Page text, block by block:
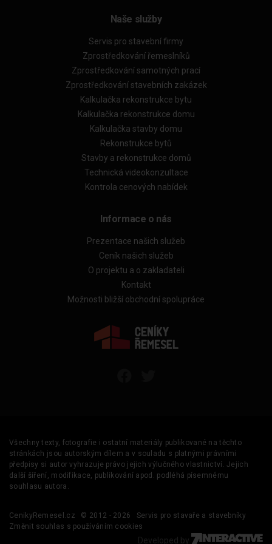
Naše služby
Servis pro stavební firmy
Zprostředkování řemeslníků
Zprostředkování samotných prací
Zprostředkování stavebních zakázek
Kalkulačka rekonstrukce bytu
Kalkulačka rekonstrukce domu
Kalkulačka stavby domu
Rekonstrukce bytů
Stavby a rekonstrukce domů
Technická videokonzultace
Kontrola cenových nabídek
Informace o nás
Prezentace našich služeb
Ceník našich služeb
O projektu a o zakladateli
Kontakt
Možnosti bližší obchodní spolupráce
Všechny texty, fotografie i ostatní materiály publikované na těchto
stránkách jsou autorským dílem a v souladu s platnými právními
předpisy si autor vyhrazuje právo jejich výlučného vlastnictví. Jejich
další šíření, modifikace, publikování apod. podléhá písemnému
souhlasu autora.
CenikyRemesel.cz © 2012 - 2026
Servis pro stavaře a stavebníky
Změnit souhlas s používáním cookies
Developed by